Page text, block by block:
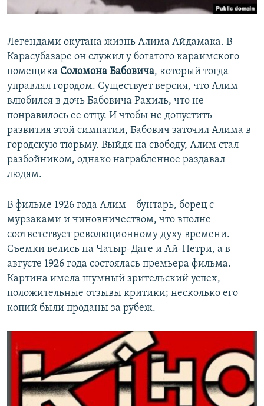
Легендами окутана жизнь Алима Айдамака. В
Карасубазаре он служил у богатого караимского
помещика Соломона Бабовича, который тогда
управлял городом. Существует версия, что Алим
влюбился в дочь Бабовича Рахиль, что не
понравилось ее отцу. И чтобы не допустить
развития этой симпатии, Бабович заточил Алима в
городскую тюрьму. Выйдя на свободу, Алим стал
разбойником, однако награбленное раздавал
людям.
В фильме 1926 года Алим – бунтарь, борец с
мурзаками и чиновничеством, что вполне
соответствует революционному духу времени.
Съемки велись на Чатыр-Даге и Ай-Петри, а в
августе 1926 года состоялась премьера фильма.
Картина имела шумный зрительский успех,
положительные отзывы критики; несколько его
копий были проданы за рубеж.